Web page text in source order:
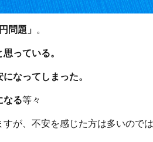
問題」 。
っている。
なってしまった。
なる等々
が、不安を感じた方は多いのでは